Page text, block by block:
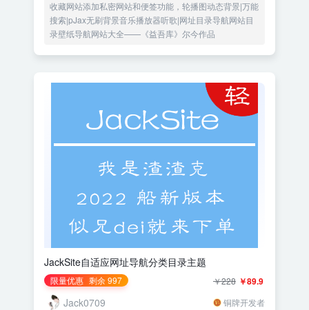
收藏网站添加私密网站和便签功能，轮播图动态背景|万能
搜索|pJax无刷背景音乐播放器听歌|网址目录导航网站目
录壁纸导航网站大全——《益吾库》尔今作品
JackSite自适应网址导航分类目录主题
限量优惠 剩余 997 ￥89.9
￥228
Jack0709 铜牌开发者